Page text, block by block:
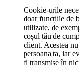
Cookie-urile
doar funcțiile de
utilizate, de
coșul tău de
client. Acestea
persoana ta, iar
fi transmise în